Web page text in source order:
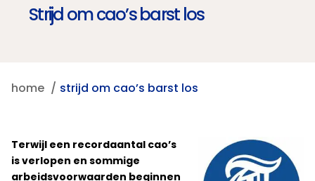
Strijd om cao’s barst los
home strijd om cao’s barst los
Terwijl een recordaantal cao’s
is verlopen en sommige
arbeidsvoorwaarden beginnen